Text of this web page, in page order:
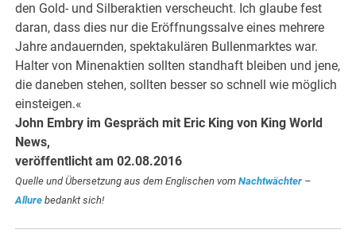
den Gold- und Silberaktien verscheucht. Ich glaube fest
daran, dass dies nur die Eröffnungssalve eines mehrere
Jahre andauernden, spektakulären Bullenmarktes war.
Halter von Minenaktien sollten standhaft bleiben und jene,
die daneben stehen, sollten besser so schnell wie möglich
einsteigen.«
John Embry im Gespräch mit Eric King von King World
News,
veröffentlicht am 02.08.2016
Quelle und Übersetzung aus dem Englischen vomNachtwächter –
Allure bedankt sich!